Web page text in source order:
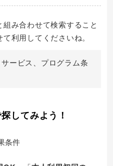
み合わせて検索すること
利用してくださいね。
ービス、プログラム条
してみよう！